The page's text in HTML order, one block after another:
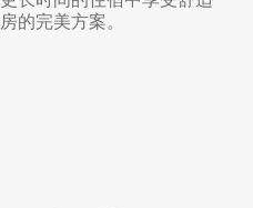
的完美方案。